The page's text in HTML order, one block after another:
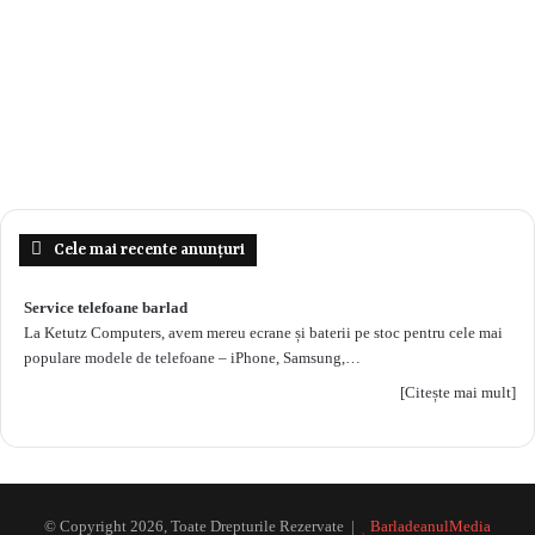
Cele mai recente anunțuri
Service telefoane barlad
La Ketutz Computers, avem mereu ecrane și baterii pe stoc pentru cele mai
populare modele de telefoane – iPhone, Samsung,…
[Citește mai mult]
© Copyright 2026, Toate Drepturile Rezervate | BarladeanulMedia